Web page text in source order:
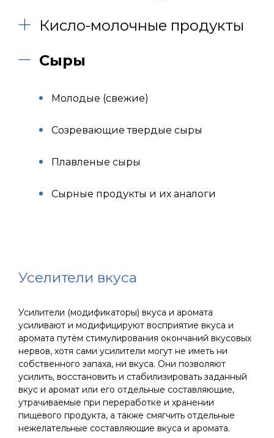
Кисло-молочные продукты
Сыры
Молодые (свежие)
Созревающие твердые сыры
Плавленые сыры
Сырные продукты и их аналоги
Уселители вкуса
Усилители (модификаторы) вкуса и аромата
усиливают и модифицируют восприятие вкуса и
аромата путём стимулирования окончаний вкусовых
нервов, хотя сами усилители могут не иметь ни
собственного запаха, ни вкуса. Они позволяют
усилить, восстановить и стабилизировать заданный
вкус и аромат или его отдельные составляющие,
утрачиваемые при переработке и хранении
пищевого продукта, а также смягчить отдельные
нежелательные составляющие вкуса и аромата.